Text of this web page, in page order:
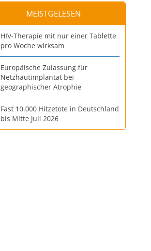
MEISTGELESEN
HIV-Therapie mit nur einer Tablette
pro Woche wirksam
Europäische Zulassung für
Netzhautimplantat bei
geographischer Atrophie
Fast 10.000 Hitzetote in Deutschland
bis Mitte Juli 2026